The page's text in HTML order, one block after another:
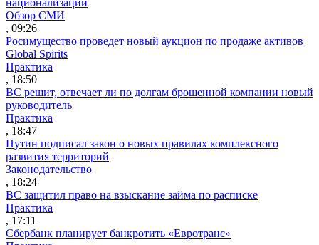
Обзор СМИ
, 09:26
Росимущество проведет новый аукцион по продаже активов
Global Spirits
Практика
, 18:50
ВС решит, отвечает ли по долгам брошенной компании новый
руководитель
Практика
, 18:47
Путин подписал закон о новых правилах комплексного
развития территорий
Законодательство
, 18:24
ВС защитил право на взыскание займа по расписке
Практика
, 17:11
Сбербанк планирует банкротить «Евротранс»